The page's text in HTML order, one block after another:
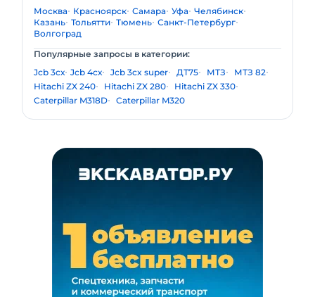
Москва Красноярск Самара Уфа Челябинск
Казань Тольятти Тюмень Санкт-Петербург
Волгоград
Популярные запросы в категории:
Jcb 3cх Jcb 4сх Jcb 3cx super ДТ75 МТЗ
МТЗ 82
Hitachi ZX 240
Hitachi ZX 280
Hitachi ZX 330
Caterpillar M318D
Caterpillar M320